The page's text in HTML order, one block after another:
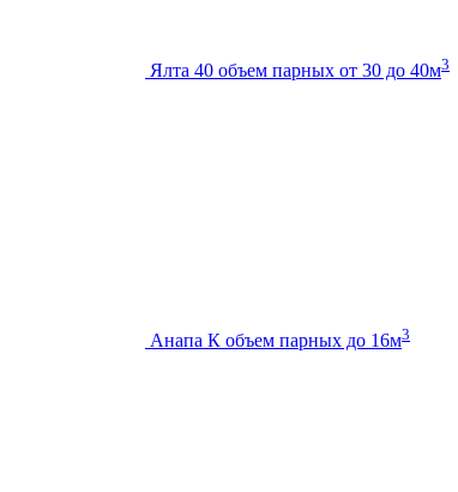
Ялта 40 объем парных от 30 до 40м3
Анапа К объем парных до 16м3